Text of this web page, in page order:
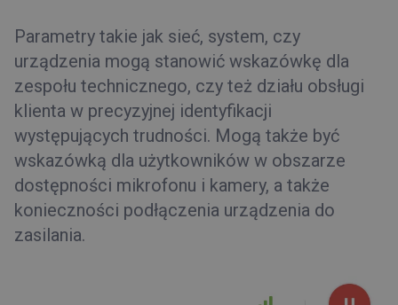
Parametry takie jak sieć, system, czy
urządzenia mogą stanowić wskazówkę dla
zespołu technicznego, czy też działu obsługi
klienta w precyzyjnej identyfikacji
występujących trudności. Mogą także być
wskazówką dla użytkowników w obszarze
dostępności mikrofonu i kamery, a także
konieczności podłączenia urządzenia do
zasilania.